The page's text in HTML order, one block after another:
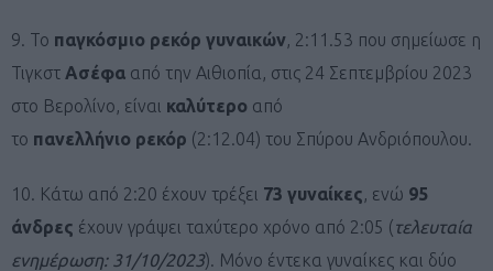
9. Το παγκόσμιο ρεκόρ γυναικών, 2:11.53 που σημείωσε η
Τιγκστ Ασέφα από την Αιθιοπία, στις 24 Σεπτεμβρίου 2023
στο Βερολίνο, είναι καλύτερο από
το πανελλήνιο ρεκόρ (2:12.04) του Σπύρου Ανδριόπουλου.
10. Κάτω από 2:20 έχουν τρέξει 73 γυναίκες, ενώ 95
άνδρες έχουν γράψει ταχύτερο χρόνο από 2:05 (τελευταία
ενημέρωση: 31/10/2023). Μόνο έντεκα γυναίκες και δύο